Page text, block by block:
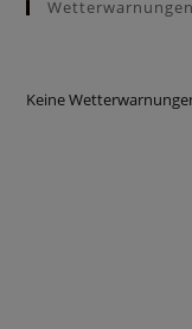
Wetterwarnungen
Keine